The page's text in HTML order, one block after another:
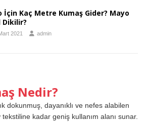
İçin Kaç Metre Kumaş Gider? Mayo
Dikilir?
2021 admin
Nedir?
dokunmuş, dayanıklı ve nefes alabilen
tekstiline kadar geniş kullanım alanı sunar.